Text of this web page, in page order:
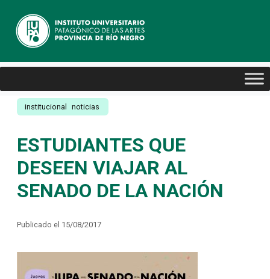
institucional noticias
ESTUDIANTES QUE
DESEEN VIAJAR AL
SENADO DE LA NACIÓN
Publicado el 15/08/2017